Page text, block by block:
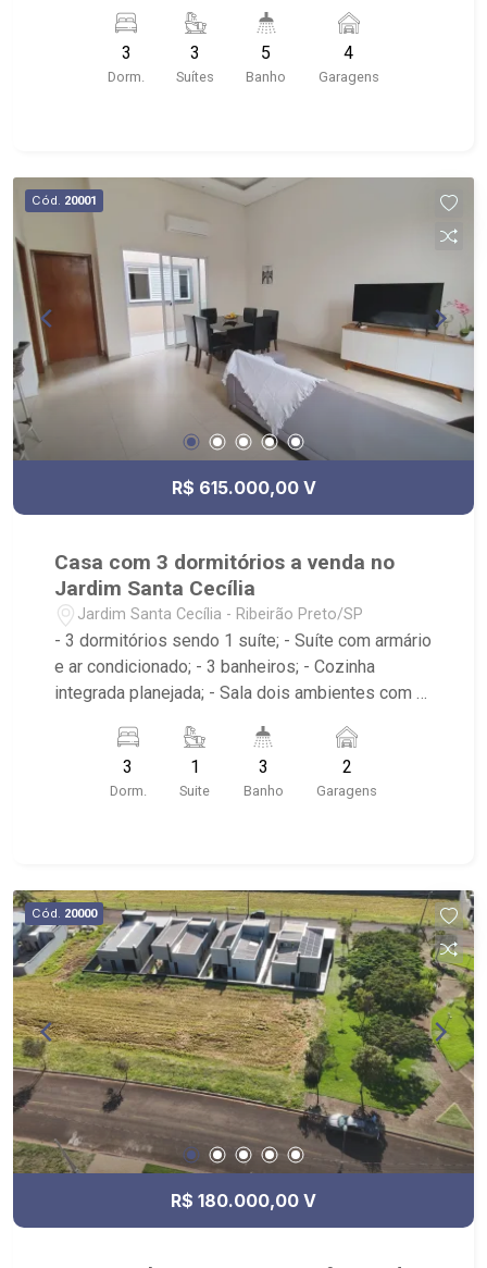
com elevador; - Condomínio com portaria 24h,
piscina, academia, salão de festas e playground;.
- Localizado na Avenida Professor João Fiusa,
3
Dorm.
3
Suítes
5
Banho
4
Garagens
Cód. 20001
R$ 615.000,00 V
Casa com 3 dormitórios a venda no
Jardim Santa Cecília
Jardim Santa Cecília - Ribeirão Preto/SP
- 3 dormitórios sendo 1 suíte; - Suíte com armário
e ar condicionado; - 3 banheiros; - Cozinha
integrada planejada; - Sala dois ambientes com ar
churrasqueira; - Corredor lateral; - Próximo ao
Espaço Bonfim, Waleli Hair, Coquet`s Creperia e
EventosCabral Minimercado
3
Dorm.
1
Suite
3
Banho
2
Garagens
Cód. 20000
R$ 180.000,00 V